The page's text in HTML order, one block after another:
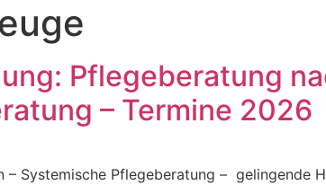
Pflegeberatung
– Termine 2026
Systemische Pflegeberatung – gelingende